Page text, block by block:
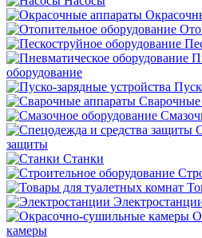
оборудование
защиты
Станки
камеры